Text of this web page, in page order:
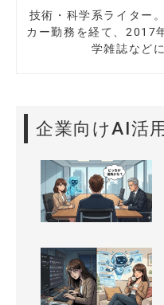
技術・科学系ライター
カー勤務を経て、2017
学雑誌など
企業向けAI活